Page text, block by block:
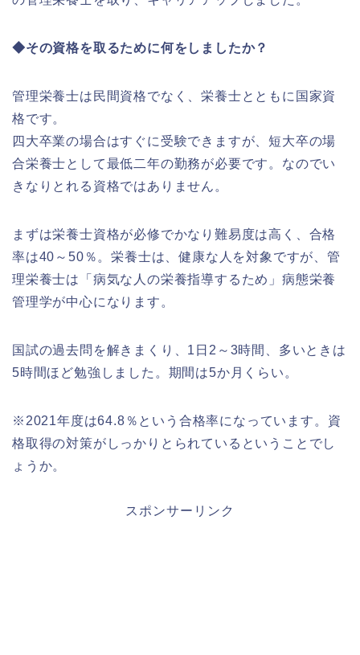
◆その資格を取るために何をしましたか？
管理栄養士は民間資格でなく、栄養士とともに国家資
格です。
四大卒業の場合はすぐに受験できますが、短大卒の場
合栄養士として最低二年の勤務が必要です。なのでい
きなりとれる資格ではありません。
まずは栄養士資格が必修でかなり難易度は高く、合格
率は40～50％。栄養士は、健康な人を対象ですが、管
理栄養士は「病気な人の栄養指導するため」病態栄養
管理学が中心になります。
国試の過去問を解きまくり、1日2～3時間、多いときは
5時間ほど勉強しました。期間は5か月くらい。
※2021年度は64.8％という合格率になっています。資
格取得の対策がしっかりとられているということでし
ょうか。
スポンサーリンク